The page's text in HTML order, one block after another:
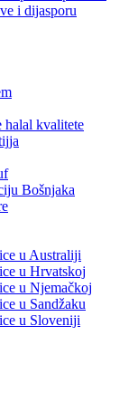
i dijasporu
halal kvalitete
Bošnjaka
u Australiji
u Hrvatskoj
u Njemačkoj
u Sandžaku
u Sloveniji